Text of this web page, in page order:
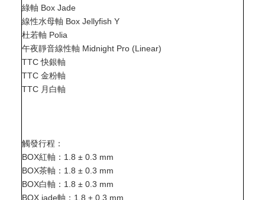
綠軸 Box Jade
線性水母軸 Box Jellyfish Y
杜若軸 Polia
午夜靜音線性軸 Midnight Pro (Linear)
TTC 快銀軸
TTC 金粉軸
TTC 月白軸
觸發行程：
BOX紅軸：1.8 ± 0.3 mm
BOX茶軸：1.8 ± 0.3 mm
BOX白軸：1.8 ± 0.3 mm
BOX jade軸：1.8 ± 0.3 mm